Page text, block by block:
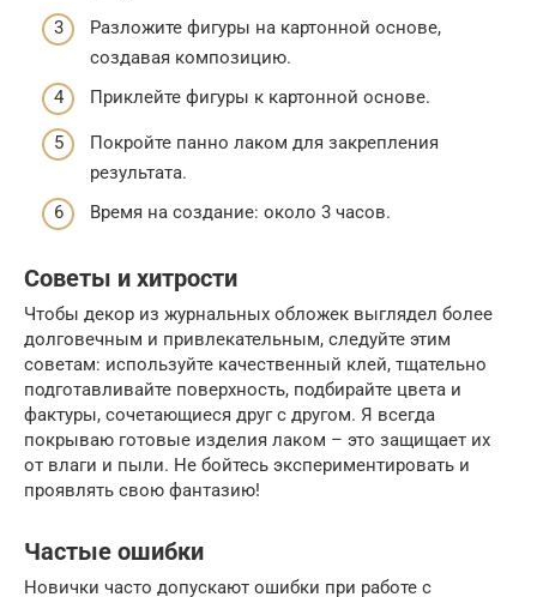
Разложите фигуры на картонной основе,
создавая композицию.
Приклейте фигуры к картонной основе.
Покройте панно лаком для закрепления
результата.
Время на создание: около 3 часов.
Советы и хитрости
Чтобы декор из журнальных обложек выглядел более
долговечным и привлекательным, следуйте этим
советам: используйте качественный клей, тщательно
подготавливайте поверхность, подбирайте цвета и
фактуры, сочетающиеся друг с другом. Я всегда
покрываю готовые изделия лаком – это защищает их
от влаги и пыли. Не бойтесь экспериментировать и
проявлять свою фантазию!
Частые ошибки
Новички часто допускают ошибки при работе с